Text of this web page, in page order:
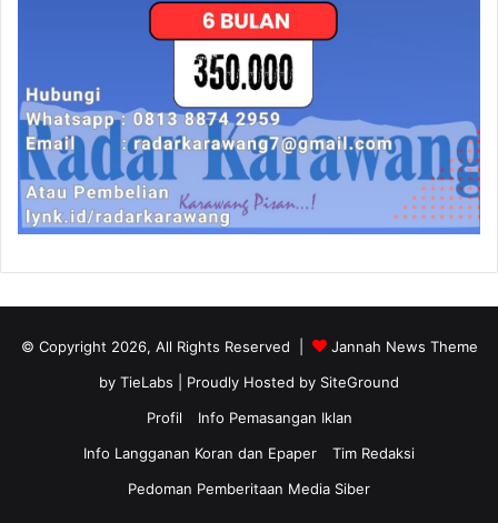
© Copyright 2026, All Rights Reserved |
Jannah News Theme
by TieLabs | Proudly Hosted by SiteGround
Profil
Info Pemasangan Iklan
Info Langganan Koran dan Epaper
Tim Redaksi
Pedoman Pemberitaan Media Siber